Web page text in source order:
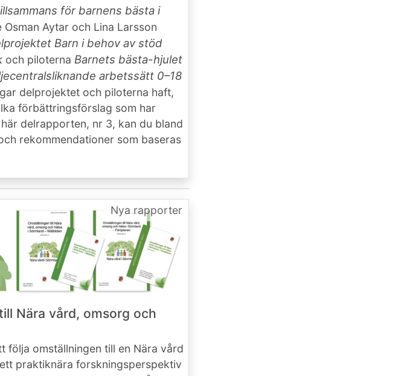
för barnens bästa i
Aytar och Lina Larsson
Barn i behov av stöd
och piloterna Barnets bästa-hjulet
arbetssätt 0–18
delprojektet och piloterna haft,
förbättringsförslag som har
delrapporten, nr 3, kan du bland
rekommendationer som baseras
Nya rapporter
Nära vård, omsorg och
omställningen till en Nära vård
praktiknära forskningsperspektiv